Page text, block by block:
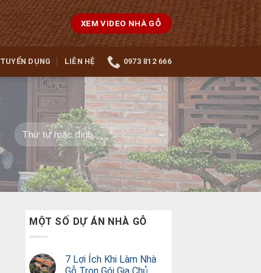
XEM VIDEO NHÀ GỖ
TUYỂN DỤNG LIÊN HỆ 0973 812 666
MỘT SỐ DỰ ÁN NHÀ GỖ
7 Lợi Ích Khi Làm Nhà
Gỗ Trọn Gói Gia Chủ